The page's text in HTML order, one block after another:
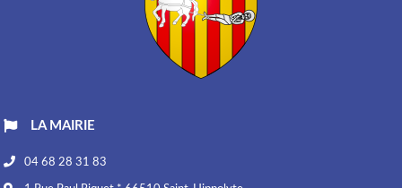
LA MAIRIE
04 68 28 31 83